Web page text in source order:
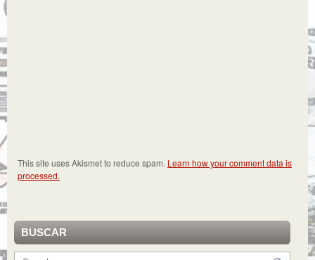
This site uses Akismet to reduce spam. Learn how your comment data is
processed.
BUSCAR